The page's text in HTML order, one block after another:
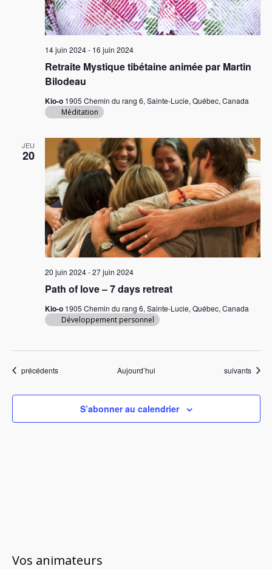
Retraite Mystique tibétaine animée par Martin
Bilodeau
14 juin 2024- 16 juin 2024
Kio-o 1905 Chemin du rang 6, Sainte-Lucie, Québec, Canada
Méditation
JEU
20
Path of love – 7 days retreat
20 juin 2024-27 juin 2024
Kio-o 1905 Chemin du rang 6, Sainte-Lucie, Québec, Canada
Développement personnel
Évènements
précédents Aujourd’hui Évènements
suivants
S’abonner au calendrier
Vos animateurs